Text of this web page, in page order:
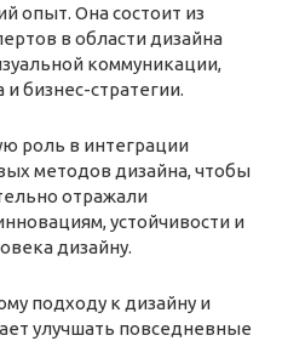
опыт. Она состоит из
в области дизайна
коммуникации,
бизнес-стратегии.
роль в интеграции
методов дизайна, чтобы
отражали
устойчивости и
дизайну.
подходу к дизайну и
улучшать повседневные